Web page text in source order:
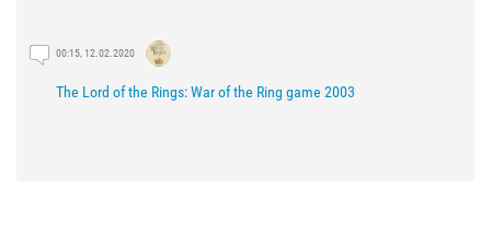
00:15, 12.02.2020
The Lord of the Rings: War of the Ring game 2003